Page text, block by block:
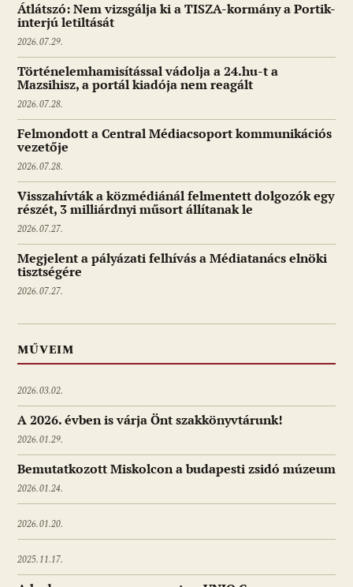
Átlátszó: Nem vizsgálja ki a TISZA-kormány a Portik-
interjú letiltását
2026.07.29.
Történelemhamisítással vádolja a 24.hu-t a
Mazsihisz, a portál kiadója nem reagált
2026.07.28.
Felmondott a Central Médiacsoport kommunikációs
vezetője
2026.07.28.
Visszahívták a közmédiánál felmentett dolgozók egy
részét, 3 milliárdnyi műsort állítanak le
2026.07.27.
Megjelent a pályázati felhívás a Médiatanács elnöki
tisztségére
2026.07.27.
MŰVEIM
2026.03.02.
A 2026. évben is várja Önt szakkönyvtárunk!
2026.01.29.
Bemutatkozott Miskolcon a budapesti zsidó múzeum
2026.01.24.
2026.01.20.
2025.11.17.